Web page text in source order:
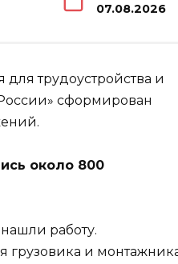
07.08.2026
трудоустройства и
сформирован
около 800
работу.
грузовика и